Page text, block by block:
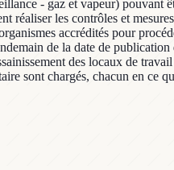
- gaz et vapeur)
les contrôles et
accrédités pour
de la date de
des locaux de
sont chargés, chacun en ce